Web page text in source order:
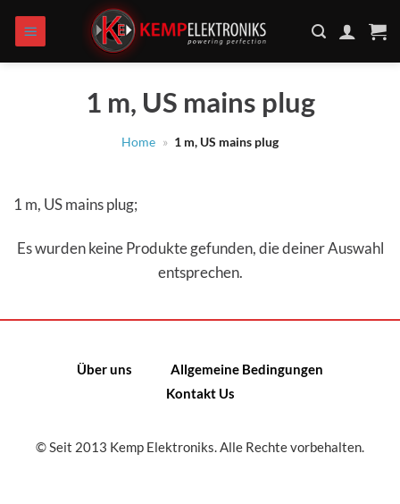
Inhalt
springen
1 m, US mains plug
Home » 1 m, US mains plug
1 m, US mains plug;
Es wurden keine Produkte gefunden, die deiner Auswahl
entsprechen.
Über uns
Allgemeine Bedingungen
Kontakt Us
© Seit 2013 Kemp Elektroniks. Alle Rechte vorbehalten.